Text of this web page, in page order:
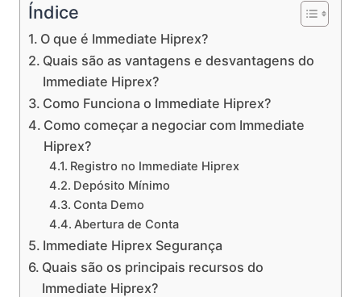
Índice
O que é Immediate Hiprex?
Quais são as vantagens e desvantagens do
Immediate Hiprex?
Como Funciona o Immediate Hiprex?
Como começar a negociar com Immediate
Hiprex?
Registro no Immediate Hiprex
Depósito Mínimo
Conta Demo
Abertura de Conta
Immediate Hiprex Segurança
Quais são os principais recursos do
Immediate Hiprex?